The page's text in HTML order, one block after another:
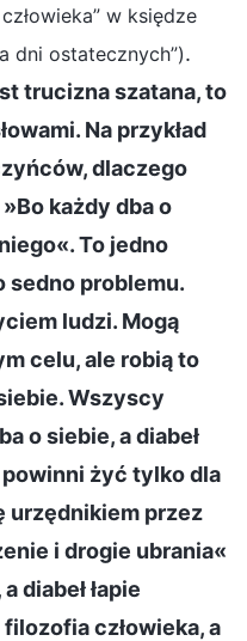
w księdze
dni ostatecznych”).
trucizna szatana, to
Na przykład
dlaczego
każdy dba o
To jedno
sedno problemu.
ludzi. Mogą
celu, ale robią to
Wszyscy
o siebie, a diabeł
żyć tylko dla
urzędnikiem przez
i drogie ubrania«
diabeł łapie
człowieka, a